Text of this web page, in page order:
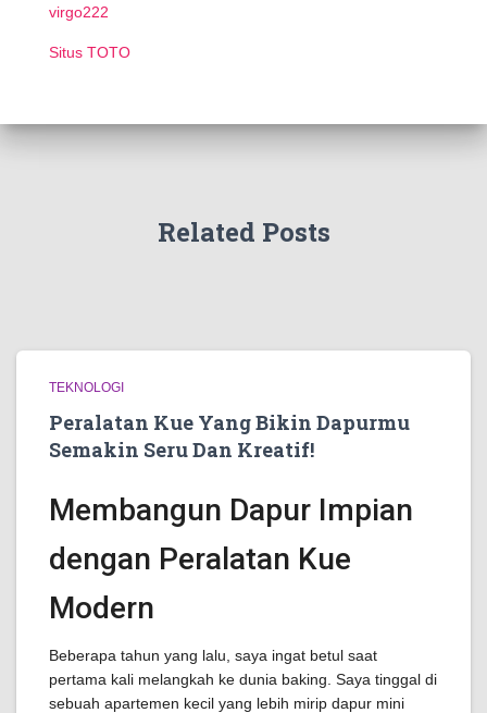
virgo222
Situs TOTO
Related Posts
TEKNOLOGI
Peralatan Kue Yang Bikin Dapurmu
Semakin Seru Dan Kreatif!
Membangun Dapur Impian
dengan Peralatan Kue
Modern
Beberapa tahun yang lalu, saya ingat betul saat
pertama kali melangkah ke dunia baking. Saya tinggal di
sebuah apartemen kecil yang lebih mirip dapur mini